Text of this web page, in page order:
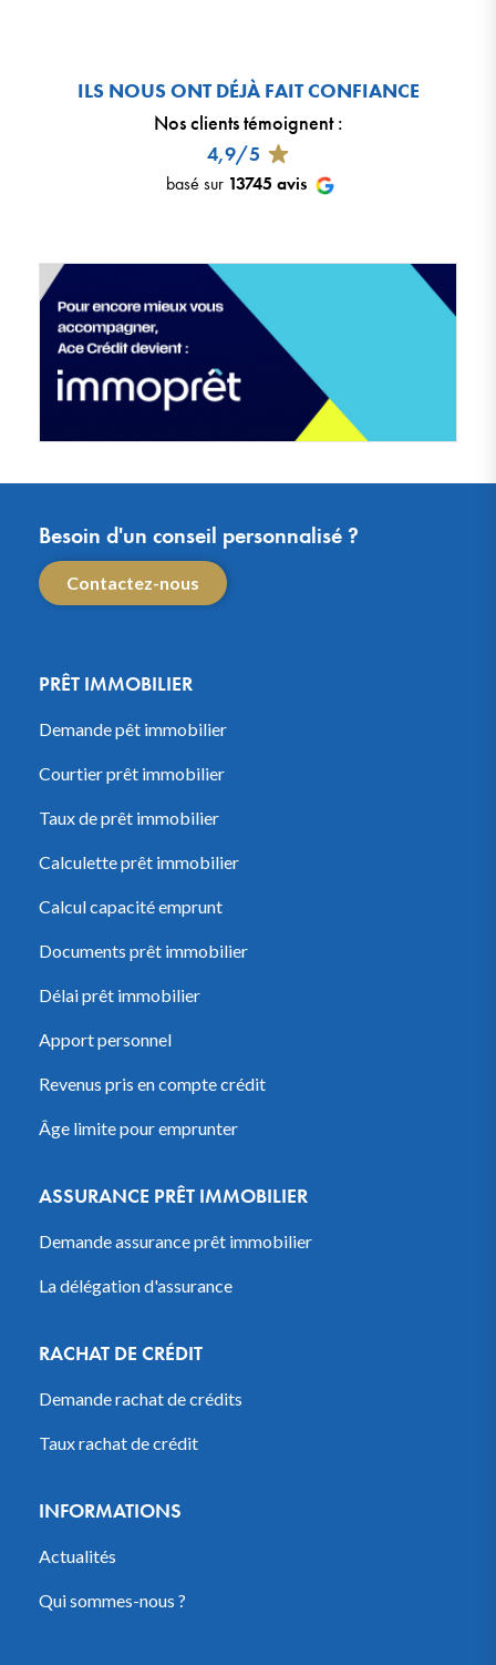
ILS NOUS ONT DÉJÀ FAIT CONFIANCE
Nos clients témoignent:
4,9/5
basé sur 13745 avis
Besoin d'un conseil personnalisé ?
Contactez-nous
PRÊT IMMOBILIER
Demande pêt immobilier
Courtier prêt immobilier
Taux de prêt immobilier
Calculette prêt immobilier
Calcul capacité emprunt
Documents prêt immobilier
Délai prêt immobilier
Apport personnel
Revenus pris en compte crédit
Âge limite pour emprunter
ASSURANCE PRÊT IMMOBILIER
Demande assurance prêt immobilier
La délégation d'assurance
RACHAT DE CRÉDIT
Demande rachat de crédits
Taux rachat de crédit
INFORMATIONS
Actualités
Qui sommes-nous ?